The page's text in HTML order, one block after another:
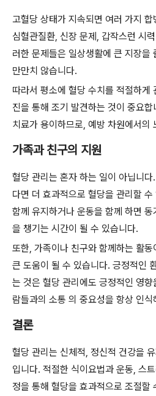
고혈당 상태가 지속되면 여러 가지
심혈관질환, 신장 문제, 갑작스런 시
러한 문제들은 일상생활에 큰 지장을
만만치 않습니다.
따라서 평소에 혈당 수치를 적절하게
진을 통해 조기 발견하는 것이 중요
치료가 용이하므로, 예방 차원에서의
가족과 친구의 지원
혈당 관리는 혼자 하는 일이 아닙니
다면 더 효과적으로 혈당을 관리할
함께 유지하거나 운동을 함께 하면
을 챙기는 시간이 될 수 있습니다.
또한, 가족이나 친구와 함께하는 활동
큰 도움이 될 수 있습니다. 긍정적인
는 것은 혈당 관리에도 긍정적인 영
람들과의 소통 의 중요성을 항상 인식
결론
혈당 관리는 신체적, 정신적 건강을
입니다. 적절한 식이요법과 운동, 스
정을 통해 혈당을 효과적으로 조절할